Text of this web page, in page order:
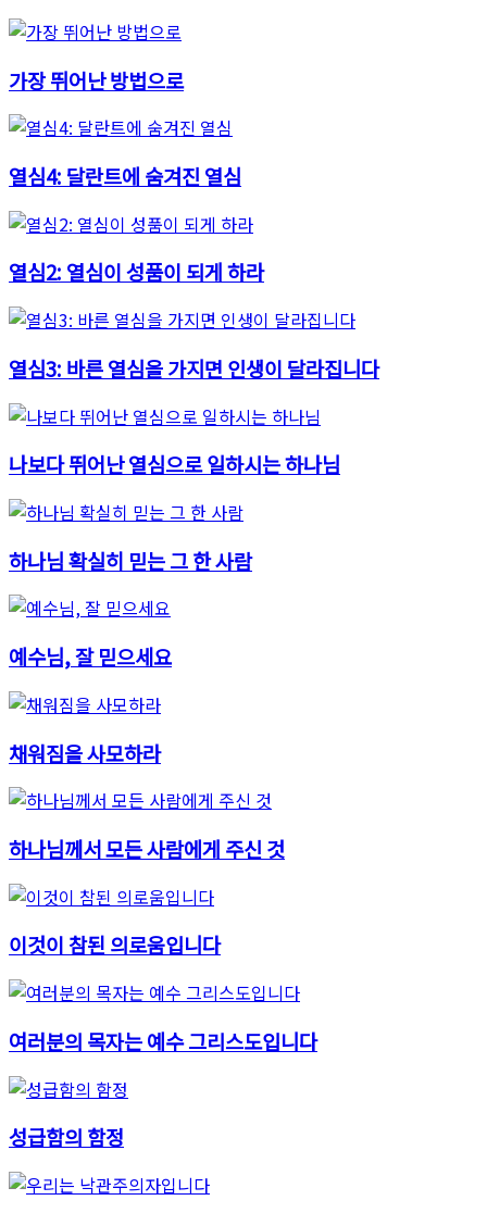
가장 뛰어난 방법으로
열심4: 달란트에 숨겨진 열심
열심2: 열심이 성품이 되게 하라
열심3: 바른 열심을 가지면 인생이 달라집니다
나보다 뛰어난 열심으로 일하시는 하나님
하나님 확실히 믿는 그 한 사람
예수님, 잘 믿으세요
채워짐을 사모하라
하나님께서 모든 사람에게 주신 것
이것이 참된 의로움입니다
여러분의 목자는 예수 그리스도입니다
성급함의 함정